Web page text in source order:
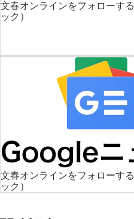
文春オンラインをフォローする
ック）
文春オンラインをフォローする
ック）